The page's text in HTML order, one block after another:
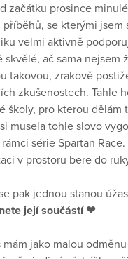
začátku prosince
se kterými jsem
velmi aktivně
ač sama nejsem
takovou, zrakově
zkušenostech. Tahle
školy, pro kterou dělám
musela tohle slovo
série Spartan
v prostoru bere do
pak jednou stanou
její součástí ❤
mám jako malou